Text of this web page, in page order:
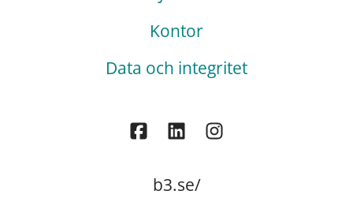
Kontor
Data och integritet
b3.se/